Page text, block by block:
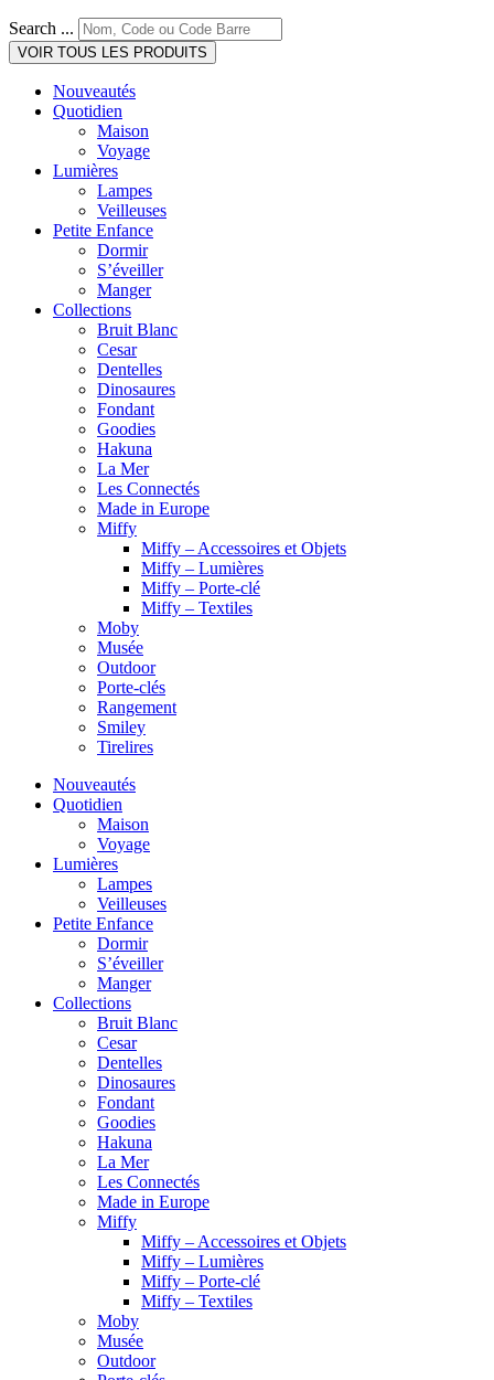
Search ...
VOIR TOUS LES PRODUITS
Nouveautés
Quotidien
Maison
Voyage
Lumières
Lampes
Veilleuses
Petite Enfance
Dormir
S’éveiller
Manger
Collections
Bruit Blanc
Cesar
Dentelles
Dinosaures
Fondant
Goodies
Hakuna
La Mer
Les Connectés
Made in Europe
Miffy
Miffy – Accessoires et Objets
Miffy – Lumières
Miffy – Porte-clé
Miffy – Textiles
Moby
Musée
Outdoor
Porte-clés
Rangement
Smiley
Tirelires
Nouveautés
Quotidien
Maison
Voyage
Lumières
Lampes
Veilleuses
Petite Enfance
Dormir
S’éveiller
Manger
Collections
Bruit Blanc
Cesar
Dentelles
Dinosaures
Fondant
Goodies
Hakuna
La Mer
Les Connectés
Made in Europe
Miffy
Miffy – Accessoires et Objets
Miffy – Lumières
Miffy – Porte-clé
Miffy – Textiles
Moby
Musée
Outdoor